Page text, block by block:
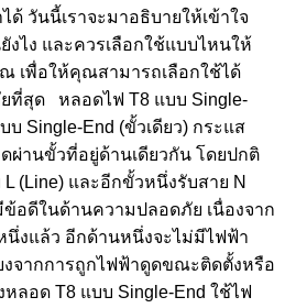
วันนี้เราจะมาอธิบายให้เข้าใจ
งไง และควรเลือกใช้แบบไหนให้
เพื่อให้คุณสามารถเลือกใช้ได้
ที่สุด หลอดไฟ T8 แบบ Single-
บ Single-End (ขั้วเดียว) กระแส
ผ่านขั้วที่อยู่ด้านเดียวกัน โดยปกติ
(Line) และอีกขั้วหนึ่งรับสาย N
อดีในด้านความปลอดภัย เนื่องจาก
นึ่งแล้ว อีกด้านหนึ่งจะไม่มีไฟฟ้า
งจากการถูกไฟฟ้าดูดขณะติดตั้งหรือ
ลอด T8 แบบ Single-End ใช้ไฟ